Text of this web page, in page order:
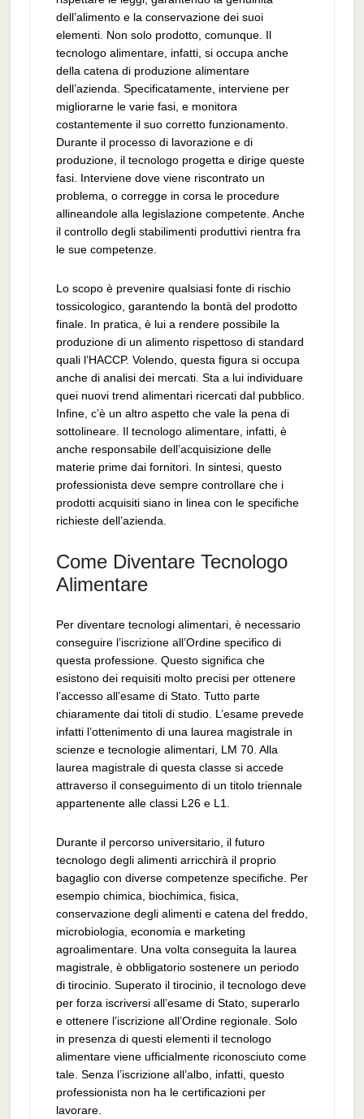
dell’alimento e la conservazione dei suoi
elementi. Non solo prodotto, comunque. Il
tecnologo alimentare, infatti, si occupa anche
della catena di produzione alimentare
dell’azienda. Specificatamente, interviene per
migliorarne le varie fasi, e monitora
costantemente il suo corretto funzionamento.
Durante il processo di lavorazione e di
produzione, il tecnologo progetta e dirige queste
fasi. Interviene dove viene riscontrato un
problema, o corregge in corsa le procedure
allineandole alla legislazione competente. Anche
il controllo degli stabilimenti produttivi rientra fra
le sue competenze.
Lo scopo è prevenire qualsiasi fonte di rischio
tossicologico, garantendo la bontà del prodotto
finale. In pratica, è lui a rendere possibile la
produzione di un alimento rispettoso di standard
quali l’HACCP. Volendo, questa figura si occupa
anche di analisi dei mercati. Sta a lui individuare
quei nuovi trend alimentari ricercati dal pubblico.
Infine, c’è un altro aspetto che vale la pena di
sottolineare. Il tecnologo alimentare, infatti, è
anche responsabile dell’acquisizione delle
materie prime dai fornitori. In sintesi, questo
professionista deve sempre controllare che i
prodotti acquisiti siano in linea con le specifiche
richieste dell’azienda.
Come Diventare Tecnologo
Alimentare
Per diventare tecnologi alimentari, è necessario
conseguire l’iscrizione all’Ordine specifico di
questa professione. Questo significa che
esistono dei requisiti molto precisi per ottenere
l’accesso all’esame di Stato. Tutto parte
chiaramente dai titoli di studio. L’esame prevede
infatti l’ottenimento di una laurea magistrale in
scienze e tecnologie alimentari, LM 70. Alla
laurea magistrale di questa classe si accede
attraverso il conseguimento di un titolo triennale
appartenente alle classi L26 e L1.
Durante il percorso universitario, il futuro
tecnologo degli alimenti arricchirà il proprio
bagaglio con diverse competenze specifiche. Per
esempio chimica, biochimica, fisica,
conservazione degli alimenti e catena del freddo,
microbiologia, economia e marketing
agroalimentare. Una volta conseguita la laurea
magistrale, è obbligatorio sostenere un periodo
di tirocinio. Superato il tirocinio, il tecnologo deve
per forza iscriversi all’esame di Stato, superarlo
e ottenere l’iscrizione all’Ordine regionale. Solo
in presenza di questi elementi il tecnologo
alimentare viene ufficialmente riconosciuto come
tale. Senza l’iscrizione all’albo, infatti, questo
professionista non ha le certificazioni per
lavorare.